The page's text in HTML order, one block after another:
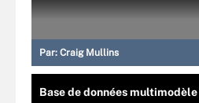
Par: Craig Mullins
Base de données multimodèle